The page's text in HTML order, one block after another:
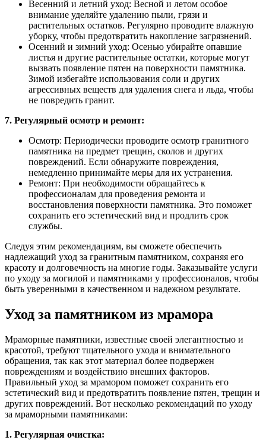
Весенний и летний уход: Весной и летом особое
внимание уделяйте удалению пыли, грязи и
растительных остатков. Регулярно проводите влажную
уборку, чтобы предотвратить накопление загрязнений.
Осенний и зимний уход: Осенью убирайте опавшие
листья и другие растительные остатки, которые могут
вызвать появление пятен на поверхности памятника.
Зимой избегайте использования соли и других
агрессивных веществ для удаления снега и льда, чтобы
не повредить гранит.
7. Регулярный осмотр и ремонт:
Осмотр: Периодически проводите осмотр гранитного
памятника на предмет трещин, сколов и других
повреждений. Если обнаружите повреждения,
немедленно принимайте меры для их устранения.
Ремонт: При необходимости обращайтесь к
профессионалам для проведения ремонта и
восстановления поверхности памятника. Это поможет
сохранить его эстетический вид и продлить срок
службы.
Следуя этим рекомендациям, вы сможете обеспечить
надлежащий уход за гранитным памятником, сохраняя его
красоту и долговечность на многие годы. Заказывайте услуги
по уходу за могилой и памятниками у профессионалов, чтобы
быть уверенными в качественном и надежном результате.
Уход за памятником из мрамора
Мраморные памятники, известные своей элегантностью и
красотой, требуют тщательного ухода и внимательного
обращения, так как этот материал более подвержен
повреждениям и воздействию внешних факторов.
Правильный уход за мрамором поможет сохранить его
эстетический вид и предотвратить появление пятен, трещин и
других повреждений. Вот несколько рекомендаций по уходу
за мраморными памятниками:
1. Регулярная очистка: